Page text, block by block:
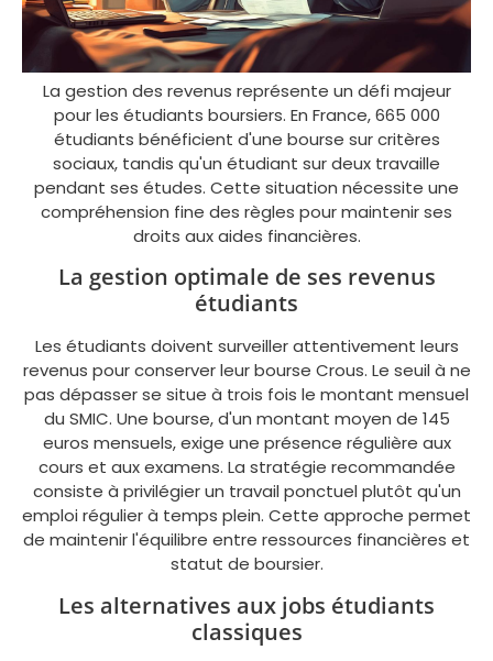
La gestion des revenus représente un défi majeur
pour les étudiants boursiers. En France, 665 000
étudiants bénéficient d'une bourse sur critères
sociaux, tandis qu'un étudiant sur deux travaille
pendant ses études. Cette situation nécessite une
compréhension fine des règles pour maintenir ses
droits aux aides financières.
La gestion optimale de ses revenus
étudiants
Les étudiants doivent surveiller attentivement leurs
revenus pour conserver leur bourse Crous. Le seuil à ne
pas dépasser se situe à trois fois le montant mensuel
du SMIC. Une bourse, d'un montant moyen de 145
euros mensuels, exige une présence régulière aux
cours et aux examens. La stratégie recommandée
consiste à privilégier un travail ponctuel plutôt qu'un
emploi régulier à temps plein. Cette approche permet
de maintenir l'équilibre entre ressources financières et
statut de boursier.
Les alternatives aux jobs étudiants
classiques